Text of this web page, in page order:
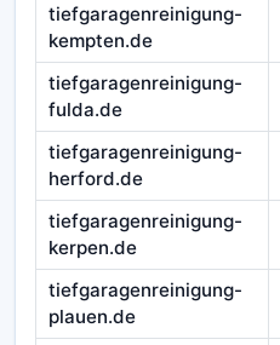
tiefgaragenreinigung-
kempten.de
tiefgaragenreinigung-
fulda.de
tiefgaragenreinigung-
herford.de
tiefgaragenreinigung-
kerpen.de
tiefgaragenreinigung-
plauen.de